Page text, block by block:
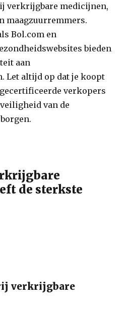
verkrijgbare medicijnen,
maagzuurremmers.
Bol.com en
bieden
aan
Let altijd op dat je koopt
verkopers
van de
de sterkste
verkrijgbare